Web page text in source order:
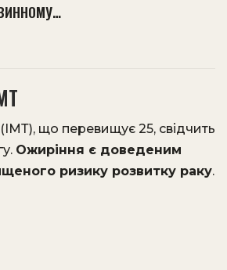
що перевищує 25, свідчить
Ожиріння є доведеним
ризику розвитку раку.